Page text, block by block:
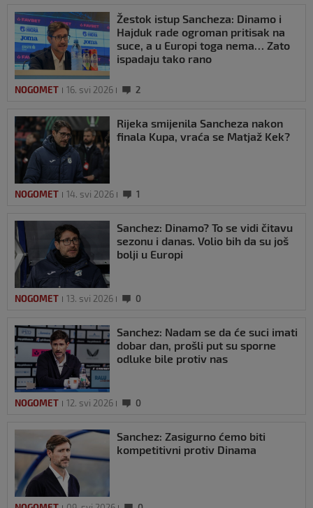
Žestok istup Sancheza: Dinamo i
Hajduk rade ogroman pritisak na
suce, a u Europi toga nema… Zato
ispadaju tako rano
NOGOMET 16. svi 2026 2
Rijeka smijenila Sancheza nakon
finala Kupa, vraća se Matjaž Kek?
NOGOMET 14. svi 2026 1
Sanchez: Dinamo? To se vidi čitavu
sezonu i danas. Volio bih da su još
bolji u Europi
NOGOMET 13. svi 2026 0
Sanchez: Nadam se da će suci imati
dobar dan, prošli put su sporne
odluke bile protiv nas
NOGOMET 12. svi 2026 0
Sanchez: Zasigurno ćemo biti
kompetitivni protiv Dinama